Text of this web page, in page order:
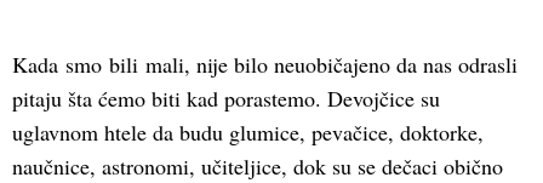
Kada smo bili mali, nije bilo neuobičajeno da nas odrasli
pitaju šta ćemo biti kad porastemo. Devojčice su
uglavnom htele da budu glumice, pevačice, doktorke,
naučnice, astronomi, učiteljice, dok su se dečaci obično